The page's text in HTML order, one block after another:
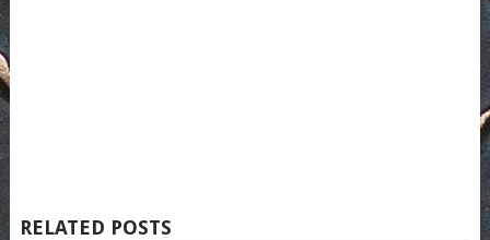
RELATED POSTS